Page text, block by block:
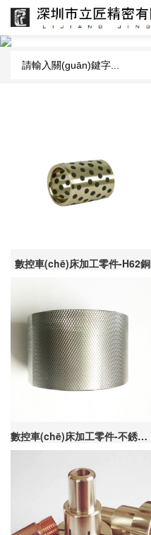
數控車(chē)床加工零件-H62銅
數控車(chē)床加工零件-不銹鋼304